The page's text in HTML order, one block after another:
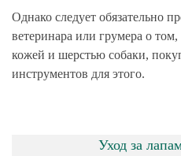
Однако следует обязательно
ветеринара или грумера о
кожей и шерстью собаки,
инструментов для этого.
Уход за